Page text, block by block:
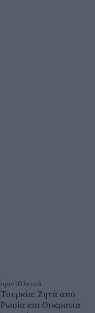
πριν 10 λεπτά
Τουρκία: Ζητά από
Ρωσία και Ουκρανία